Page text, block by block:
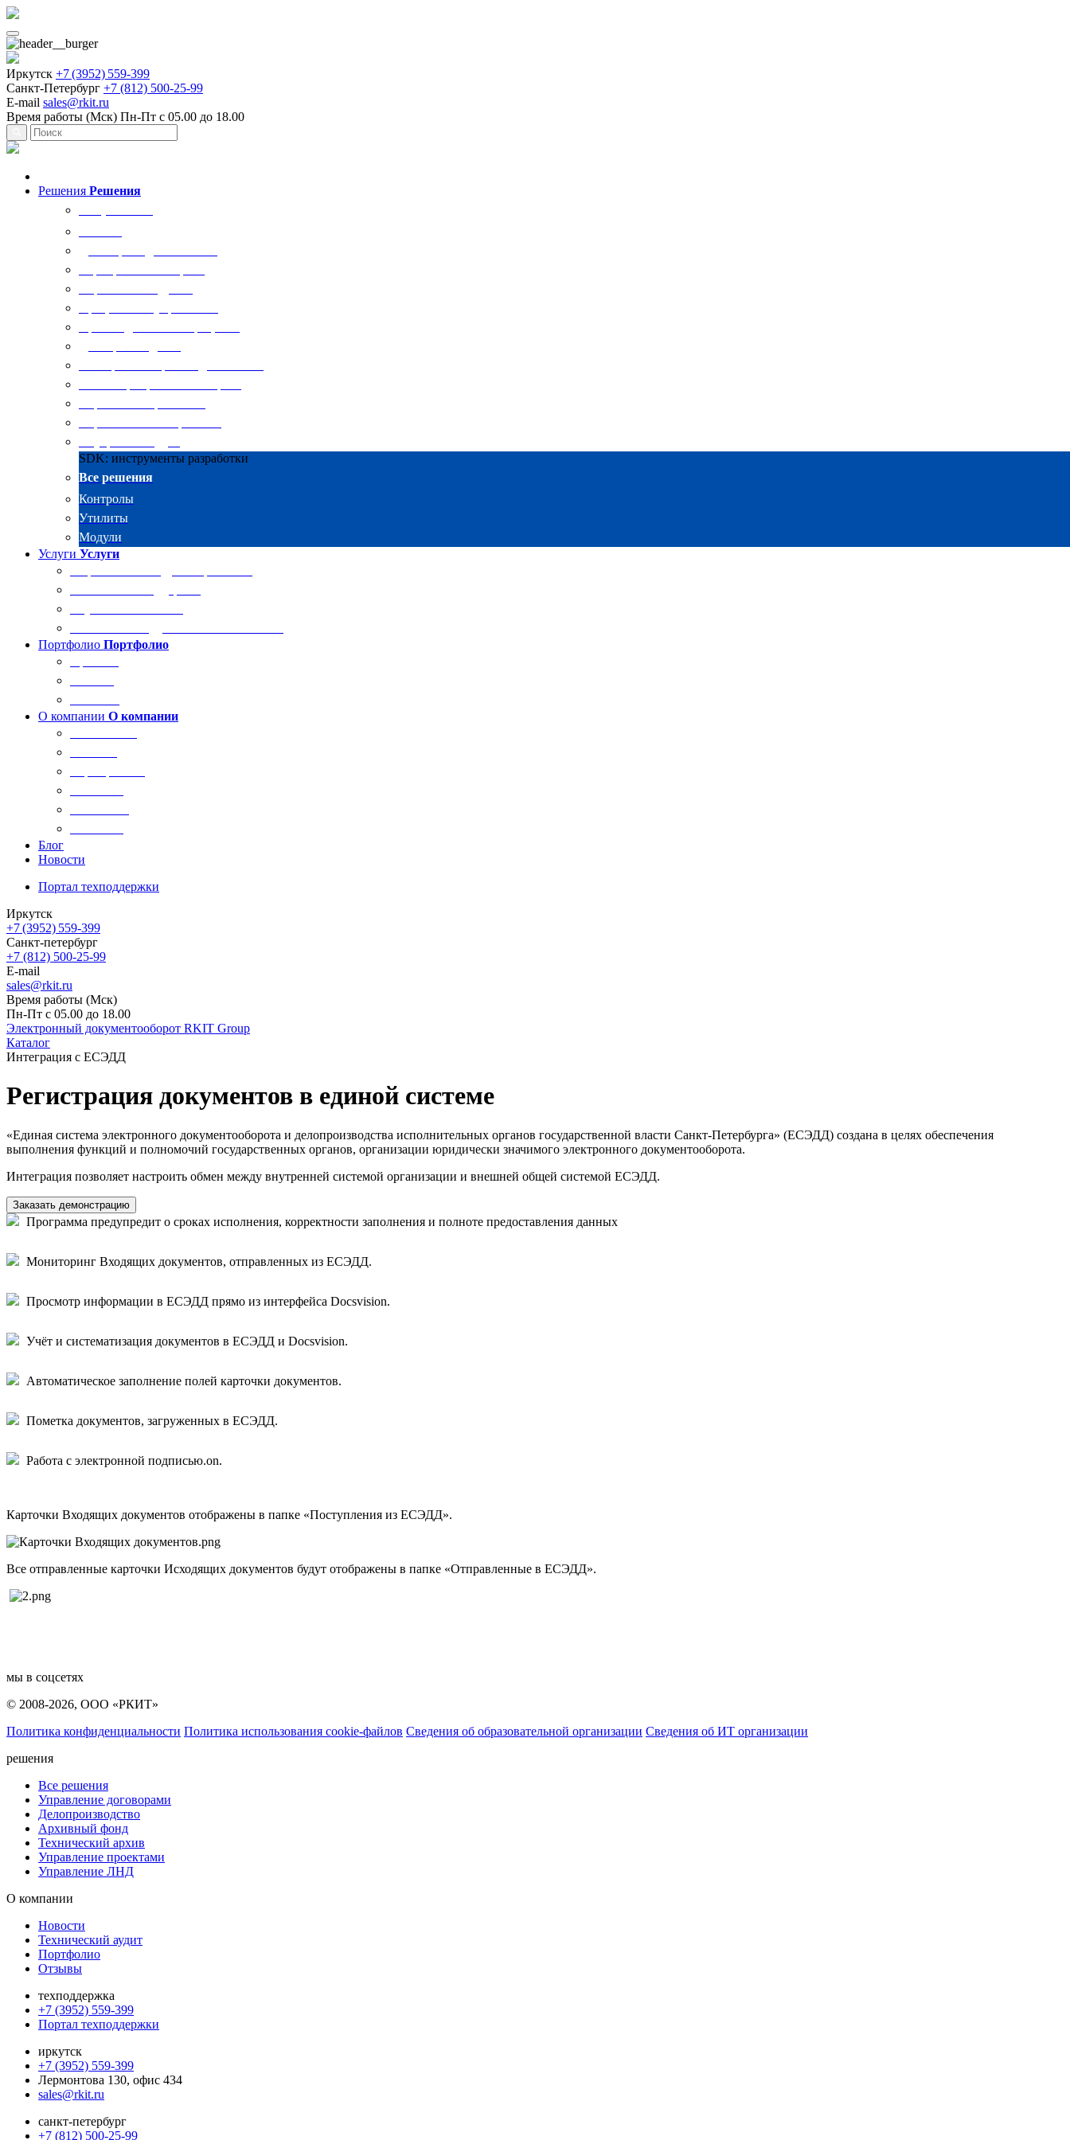
Иркутск +7 (3952) 559-399
Санкт-Петербург +7 (812) 500-25-99
E-mail sales@rkit.ru
Время работы (Мск) Пн-Пт с 05.00 до 18.00
Решения Решения
SDK: инструменты разработки
Все решения
Контролы
Утилиты
Модули
Услуги Услуги
Портфолио Портфолио
О компании О компании
Блог
Новости
Портал техподдержки
Иркутск
+7 (3952) 559-399
Санкт-петербург
+7 (812) 500-25-99
E-mail
sales@rkit.ru
Время работы (Мск)
Пн-Пт с 05.00 до 18.00
Электронный документооборот RKIT Group
Каталог
Интеграция с ЕСЭДД
Регистрация документов в единой системе
«Единая система электронного документооборота и делопроизводства исполнительных органов государственной власти Санкт‑Петербурга» (ЕСЭДД) создана в целях обеспечения
выполнения функций и полномочий государственных органов, организации юридически значимого электронного документооборота.
Интеграция позволяет настроить обмен между внутренней системой организации и внешней общей системой ЕСЭДД.
Заказать демонстрацию
Программа предупредит о сроках исполнения, корректности заполнения и полноте предоставления данных
Мониторинг Входящих документов, отправленных из ЕСЭДД.
Просмотр информации в ЕСЭДД прямо из интерфейса Docsvision.
Учёт и систематизация документов в ЕСЭДД и Docsvision.
Автоматическое заполнение полей карточки документов.
Пометка документов, загруженных в ЕСЭДД.
Работа с электронной подписью.on.
Карточки Входящих документов отображены в папке «Поступления из ЕСЭДД».
Все отправленные карточки Исходящих документов будут отображены в папке «Отправленные в ЕСЭДД».
мы в соцсетях
© 2008-2026, ООО «РКИТ»
Политика конфиденциальности Политика использования cookie-файлов Сведения об образовательной организации Сведения об ИТ организации
решения
Все решения
Управление договорами
Делопроизводство
Архивный фонд
Технический архив
Управление проектами
Управление ЛНД
О компании
Новости
Технический аудит
Портфолио
Отзывы
техподдержка
+7 (3952) 559-399
Портал техподдержки
иркутск
+7 (3952) 559-399
Лермонтова 130, офис 434
sales@rkit.ru
санкт-петербург
+7 (812) 500-25-99